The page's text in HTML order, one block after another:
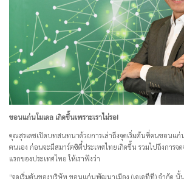
ขอนแก่นโมเดล เกิดขึ้นเพราะเราไม่รอ!
คุณสุรเดชเปิดบทสนทนาด้วยการเล่าถึงจุดเริ่มต้นที่คนขอนแ
ตนเอง ก่อนจะมีสมาร์ตซิตี้ประเทศไทยเกิดขึ้น รวมไปถึงการ
แรกของประเทศไทย ให้เราฟังว่า
“จุดเริ่มต้นของบริษัท ขอนแก่นพัฒนาเมือง (เคเคทีที) จำกัด